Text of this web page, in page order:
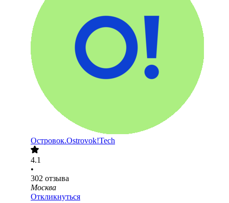
Островок.Ostrovok!Tech
4.1
•
302 отзыва
Москва
Откликнуться